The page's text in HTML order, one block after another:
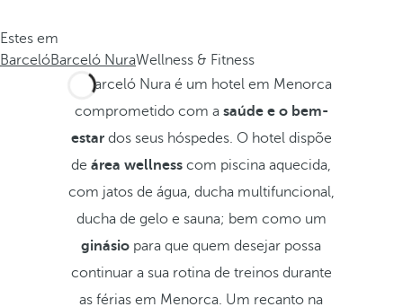
Estes em
BarcelóBarceló NuraWellness & Fitness
O Barceló Nura é um hotel em Menorca
comprometido com a saúde e o bem-
estardos seus hóspedes. O hotel dispõe
deárea wellness com piscina aquecida,
com jatos de água, ducha multifuncional,
ducha de gelo e sauna; bem como um
ginásio para que quem desejar possa
continuar a sua rotina de treinos durante
as férias em Menorca. Um recanto na